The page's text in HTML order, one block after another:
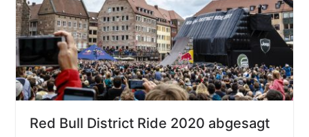
Red Bull District Ride 2020 abgesagt